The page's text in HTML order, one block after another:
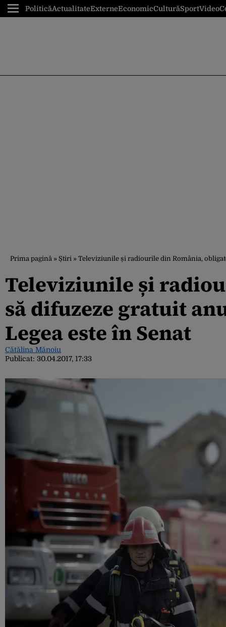
PoliticăActualitateExterneEconomicCulturăSportVideo
Prima pagină » Știri » Televiziunile și radiourile din România,
Televiziunile și
să difuzeze gratuit
Legea este în Senat
Cătălina Mănoiu
Publicat: 30.04.2017, 17:33